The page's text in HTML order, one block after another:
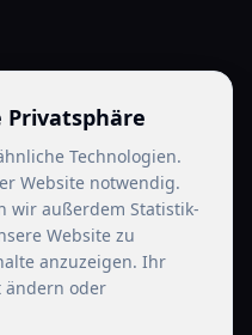
Technologien.
Website notwendig.
wir außerdem Statistik-
Website zu
anzuzeigen. Ihr
ändern oder